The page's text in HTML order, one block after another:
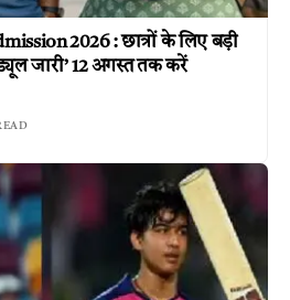
2026 : छात्रों के लिए बड़ी
जारी’ 12 अगस्त तक करें